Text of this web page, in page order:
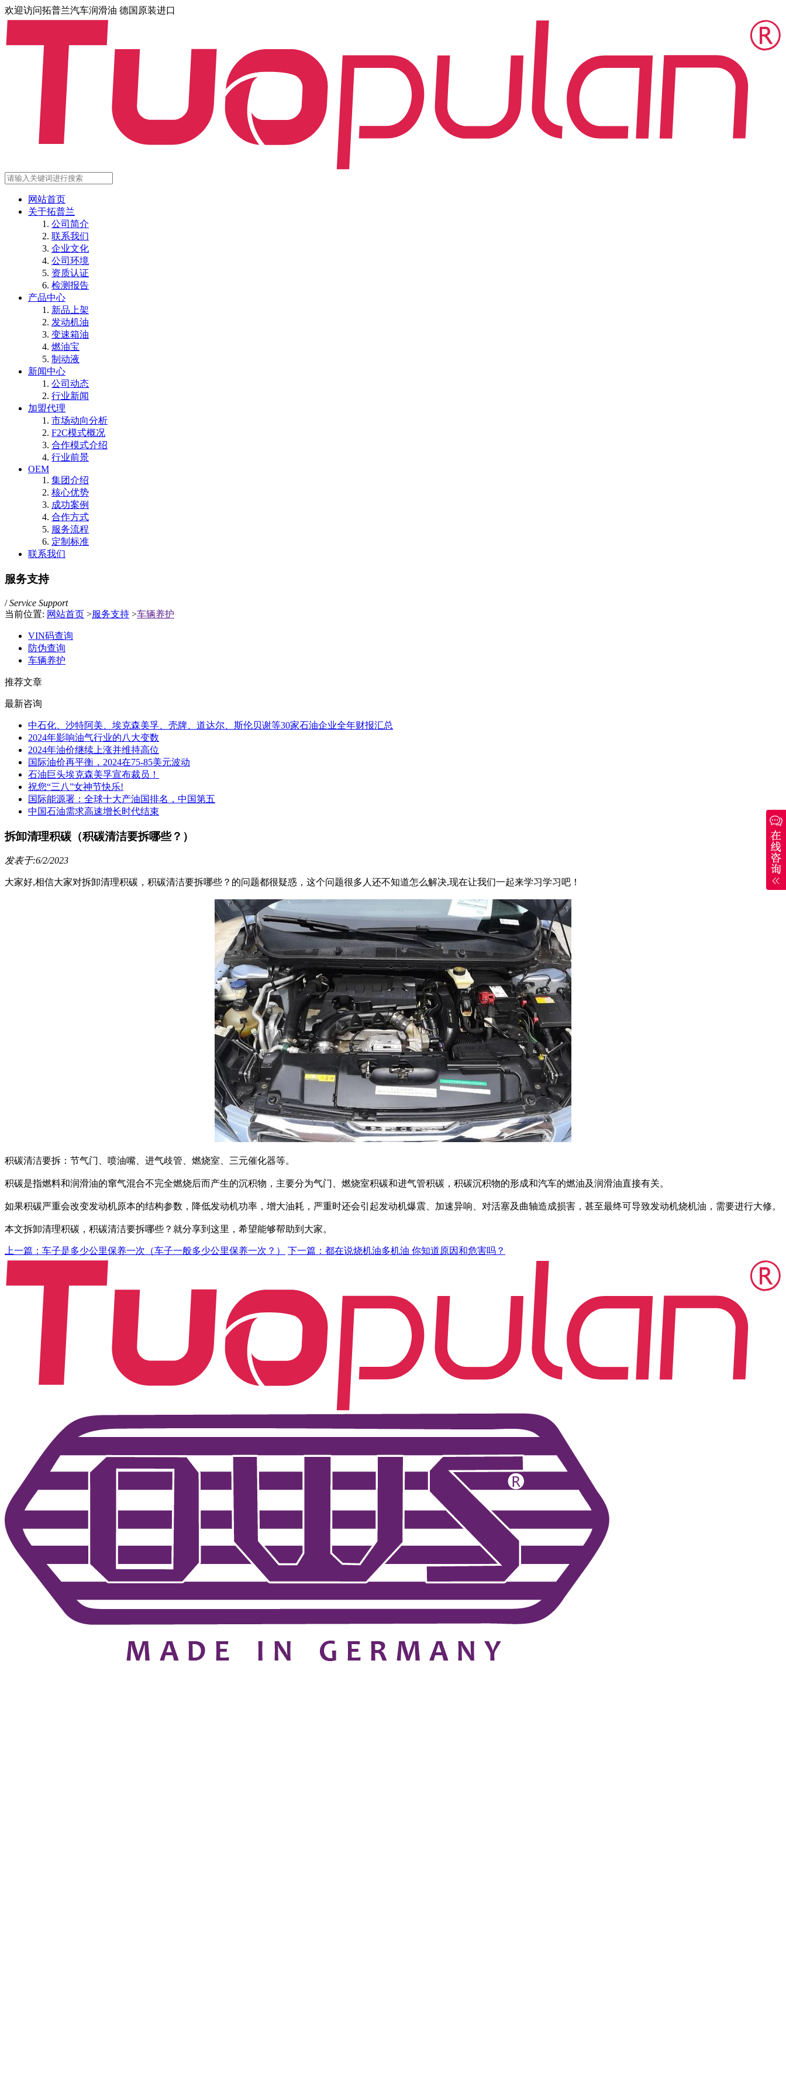
欢迎访问拓普兰汽车润滑油 德国原装进口
网站首页
关于拓普兰
公司简介
联系我们
企业文化
公司环境
资质认证
检测报告
产品中心
新品上架
发动机油
变速箱油
燃油宝
制动液
新闻中心
公司动态
行业新闻
加盟代理
市场动向分析
F2C模式概况
合作模式介绍
行业前景
OEM
集团介绍
核心优势
成功案例
合作方式
服务流程
定制标准
联系我们
服务支持
/Service Support
当前位置: 网站首页 >服务支持 >车辆养护
VIN码查询
防伪查询
车辆养护
推荐文章
最新咨询
中石化、沙特阿美、埃克森美孚、壳牌、道达尔、斯伦贝谢等30家石油企业全年财报汇总
2024年影响油气行业的八大变数
2024年油价继续上涨并维持高位
国际油价再平衡，2024在75-85美元波动
石油巨头埃克森美孚宣布裁员！
祝您“三八”女神节快乐!
国际能源署：全球十大产油国排名，中国第五
中国石油需求高速增长时代结束
拆卸清理积碳（积碳清洁要拆哪些？）
发表于:6/2/2023
大家好,相信大家对拆卸清理积碳，积碳清洁要拆哪些？的问题都很疑惑，这个问题很多人还不知道怎么解决,现在让我们一起来学习学习吧！
积碳清洁要拆：节气门、喷油嘴、进气歧管、燃烧室、三元催化器等。
积碳是指燃料和润滑油的窜气混合不完全燃烧后而产生的沉积物，主要分为气门、燃烧室积碳和进气管积碳，积碳沉积物的形成和汽车的燃油及润滑油直接有关。
如果积碳严重会改变发动机原本的结构参数，降低发动机功率，增大油耗，严重时还会引起发动机爆震、加速异响、对活塞及曲轴造成损害，甚至最终可导致发动机烧机油，需要进行大修。
本文拆卸清理积碳，积碳清洁要拆哪些？就分享到这里，希望能够帮助到大家。
上一篇：车子是多少公里保养一次（车子一般多少公里保养一次？） 下一篇：都在说烧机油多机油 你知道原因和危害吗？